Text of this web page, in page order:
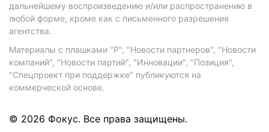
дальнейшему воспроизведению и/или распространению в
любой форме, кроме как с письменного разрешения
агентства.
Материалы с плашками "Р", "Новости партнеров", "Новости
компаний", "Новости партий", "Инновации", "Позиция",
"Спецпроект при поддержке" публикуются на
коммерческой основе.
© 2026 Фокус. Все права защищены.